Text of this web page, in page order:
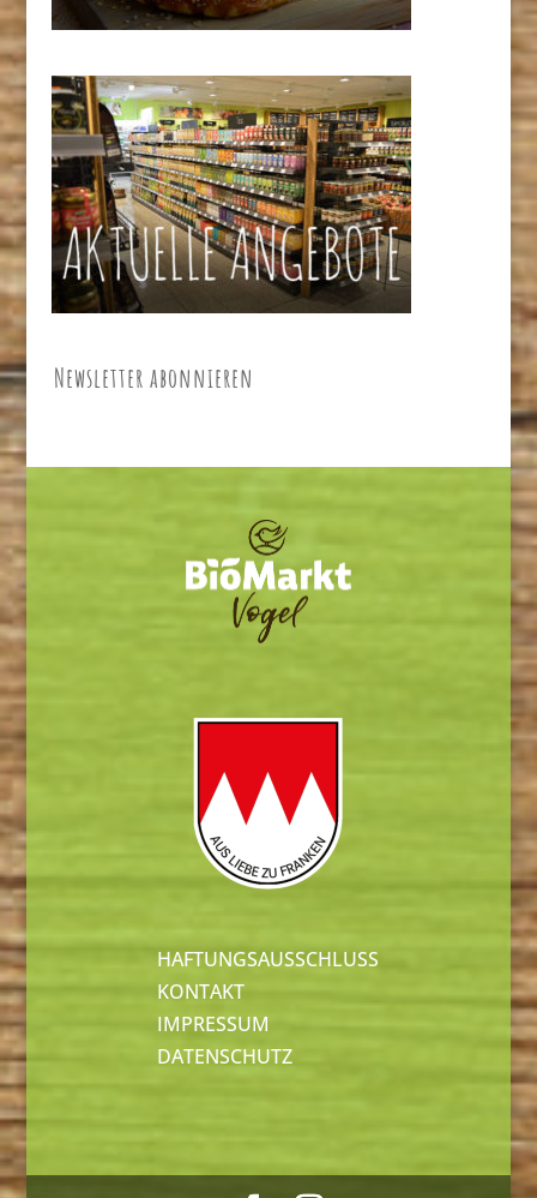
Newsletter abonnieren
HAFTUNGSAUSSCHLUSS
KONTAKT
IMPRESSUM
DATENSCHUTZ